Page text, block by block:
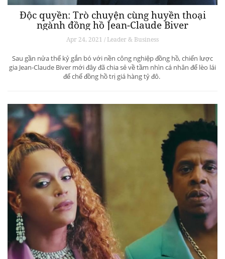
Độc quyền: Trò chuyện cùng huyền thoại
ngành đồng hồ Jean-Claude Biver
Apr 24, 2021 / Leader & Business
Sau gần nửa thế kỷ gắn bó với nền công nghiệp đồng hồ, chiến lược
gia Jean-Claude Biver mới đây đã chia sẻ về tầm nhìn cá nhân để lèo lái
đế chế đồng hồ trị giá hàng tỷ đô.